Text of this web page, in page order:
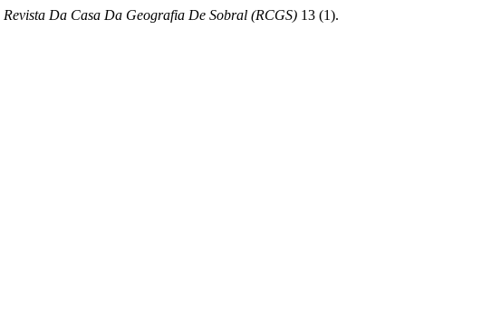
Revista Da Casa Da Geografia De Sobral (RCGS) 13 (1).